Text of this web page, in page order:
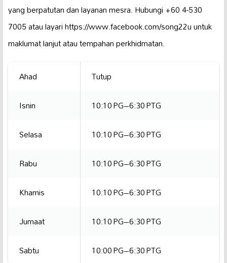
yang berpatutan dan layanan mesra. Hubungi +60 4-530
7005 atau layari https://www.facebook.com/song22u untuk
maklumat lanjut atau tempahan perkhidmatan.
Ahad
Tutup
Isnin
10:10 PG–6:30 PTG
Selasa
10:10 PG–6:30 PTG
Rabu
10:10 PG–6:30 PTG
Khamis
10:10 PG–6:30 PTG
Jumaat
10:10 PG–6:30 PTG
Sabtu
10:00 PG–6:30 PTG